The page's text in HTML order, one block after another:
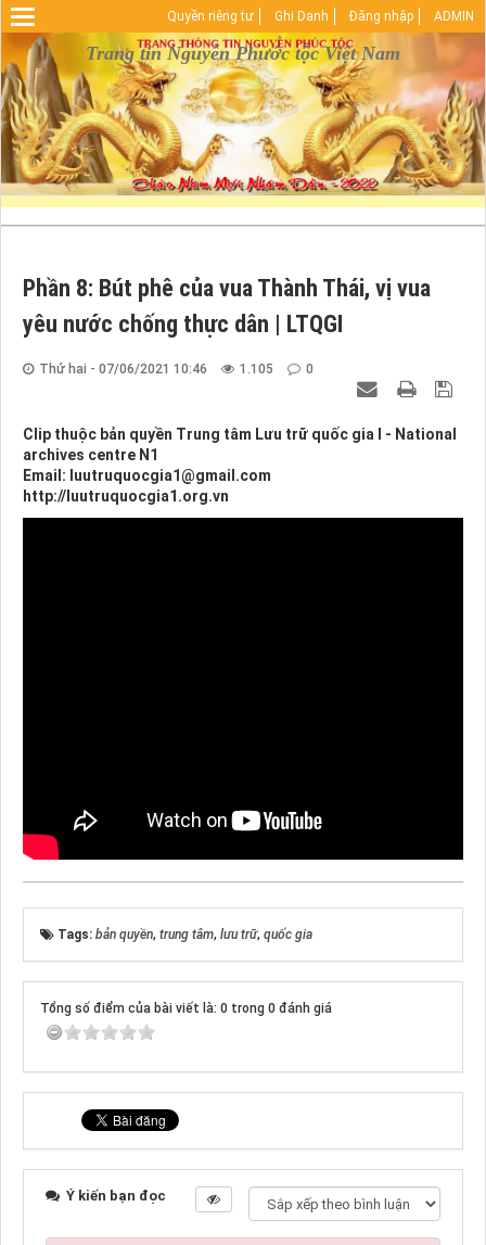
Warning: Undefined array key "HTTP_REFERER" in
D:\vhosts\nguyenphuoctoc.info\httpdocs\index.phpon line 29
Trang tin Nguyễn Phước tộc Việt Nam
Quyền riêng tư Ghi Danh Đăng nhập ADMIN
Phần 8: Bút phê của vua Thành Thái, vị vua
yêu nước chống thực dân | LTQGI
Thứ hai - 07/06/2021 10:46 1.105 0
Clip thuộc bản quyền Trung tâm Lưu trữ quốc gia I - National
archives centre N1
Email: luutruquocgia1@gmail.com
http://luutruquocgia1.org.vn
Tags: bản quyền, trung tâm, lưu trữ, quốc gia
Tổng số điểm của bài viết là: 0 trong 0 đánh giá
Ý kiến bạn đọc